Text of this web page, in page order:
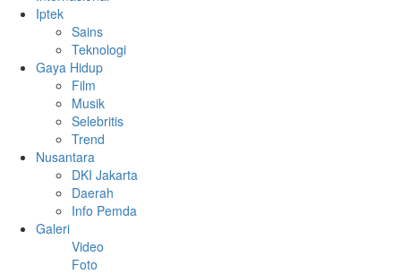
Iptek
Sains
Teknologi
Gaya Hidup
Film
Musik
Selebritis
Trend
Nusantara
DKI Jakarta
Daerah
Info Pemda
Galeri
Video
Foto